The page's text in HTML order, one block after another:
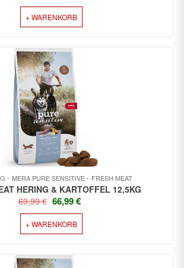
PREIS
WAR:
129,98 €
+ WARENKORB
MERA PURE SENSITIVE FRESH MEAT
HERING & KARTOFFEL 12,5KG
69,99€ URSPRÜNGLICHER
PREIS
WAR:
69,99 €
66,99€
+ WARENKORB